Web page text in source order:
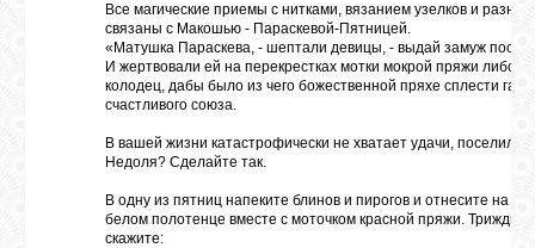
Все магические приемы с нитками, вязанием узелков и
связаны с Макошью - Параскевой-Пятницей.
«Матушка Параскева, - шептали девицы, - выдай замуж
И жертвовали ей на перекрестках мотки мокрой пряжи либо
колодец, дабы было из чего божественной пряхе сплести
счастливого союза.
В вашей жизни катастрофически не хватает удачи,
Недоля? Сделайте так.
В одну из пятниц напеките блинов и пирогов и отнесите на
белом полотенце вместе с моточком красной пряжи. Трижды
скажите: